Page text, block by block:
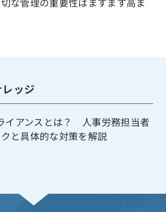
ッジ
イアンスとは？ 人事労務担当者
と具体的な対策を解説